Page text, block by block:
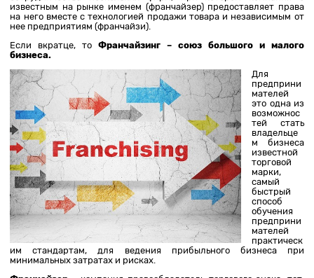
известным на рынке именем (франчайзер) предоставляет права
на него вместе с технологией продажи товара и независимым от
нее предприятиям (франчайзи).
Если вкратце, тоФранчайзинг – союз большого и малого
бизнеса.
Для
предприни
мателей
это одна из
возможнос
тей стать
владельце
м бизнеса
известной
торговой
марки,
самый
быстрый
способ
обучения
предприни
мателей
практическ
им стандартам, для ведения прибыльного бизнеса при
минимальных затратах и рисках.